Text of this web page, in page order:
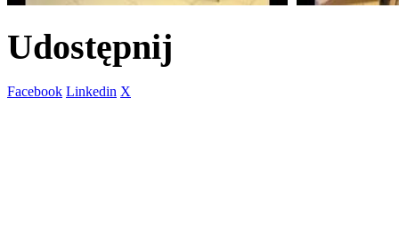
Udostępnij
Facebook Linkedin X